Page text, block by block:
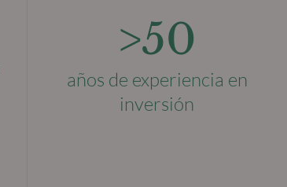
>50
años de experiencia en
inversión